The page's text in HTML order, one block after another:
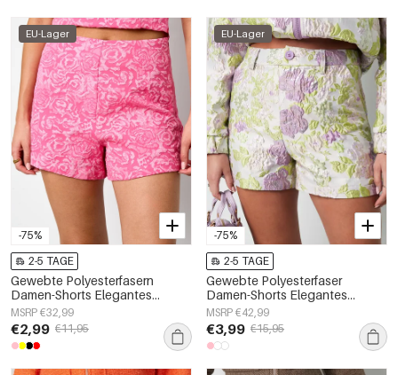
-75%
EU-Lager
2-5 TAGE
Gewebte Polyesterfasern
Damen-Shorts Elegantes
Blumenmuster
MSRP €32,99
€2,99 €11,95
-75%
EU-Lager
2-5 TAGE
Gewebte Polyesterfaser
Damen-Shorts Elegantes
Blumenmuster
MSRP €42,99
€3,99 €15,95